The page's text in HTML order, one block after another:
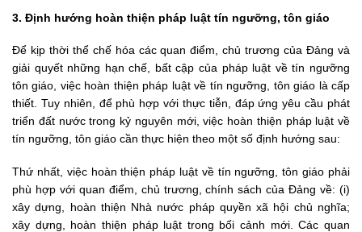
3. Định hướng hoàn thiện pháp luật tín ngưỡng, tôn giáo
Để kịp thời thể chế hóa các quan điểm, chủ trương của Đảng và
giải quyết những hạn chế, bất cập của pháp luật về tín ngưỡng
tôn giáo, việc hoàn thiện pháp luật về tín ngưỡng, tôn giáo là cấp
thiết. Tuy nhiên, để phù hợp với thực tiễn, đáp ứng yêu cầu phát
triển đất nước trong kỷ nguyên mới, việc hoàn thiện pháp luật về
tín ngưỡng, tôn giáo cần thực hiện theo một số định hướng sau:
Thứ nhất, việc hoàn thiện pháp luật về tín ngưỡng, tôn giáo phải
phù hợp với quan điểm, chủ trương, chính sách của Đảng về: (i)
xây dựng, hoàn thiện Nhà nước pháp quyền xã hội chủ nghĩa;
xây dựng, hoàn thiện pháp luật trong bối cảnh mới. Các quan